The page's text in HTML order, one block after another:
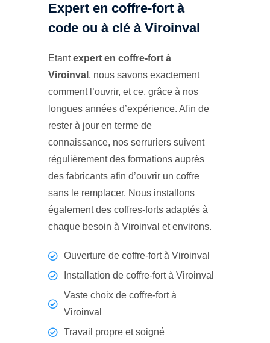
Expert en coffre-fort à
code ou à clé à Viroinval
Etantexpert en coffre-fort à
Viroinval , nous savons exactement
comment l’ouvrir, et ce, grâce à nos
longues années d’expérience. Afin de
rester à jour en terme de
connaissance, nos serruriers suivent
régulièrement des formations auprès
des fabricants afin d’ouvrir un coffre
sans le remplacer. Nous installons
également des coffres-forts adaptés à
chaque besoin à Viroinval et environs.
Ouverture de coffre-fort à Viroinval
Installation de coffre-fort à Viroinval
Vaste choix de coffre-fort à
Viroinval
Travail propre et soigné